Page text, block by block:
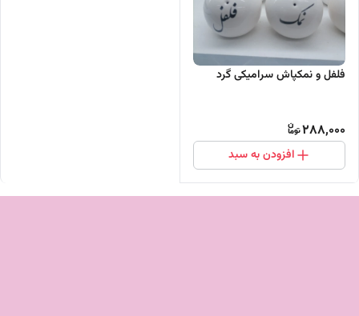
فلفل و نمکپاش سرامیکی گرد
288,000
افزودن به سبد